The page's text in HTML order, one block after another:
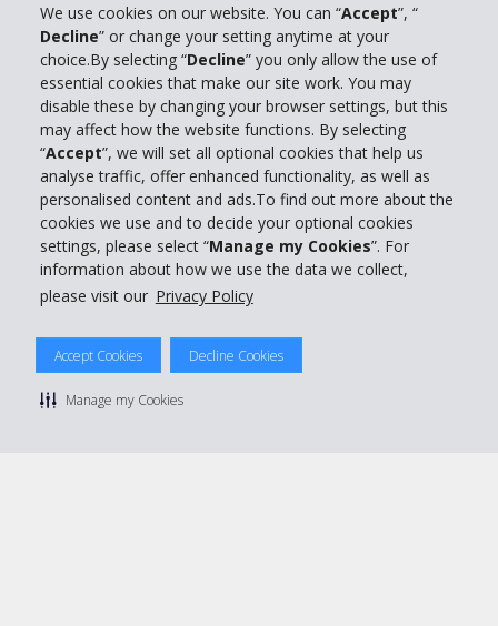
We use cookies on our website. You can “Accept”, “
Decline” or change your setting anytime at your
choice.By selecting “Decline” you only allow the use of
essential cookies that make our site work. You may
disable these by changing your browser settings, but this
may affect how the website functions. By selecting
“Accept”, we will set all optional cookies that help us
analyse traffic, offer enhanced functionality, as well as
personalised content and ads.To find out more about the
cookies we use and to decide your optional cookies
settings, please select “Manage my Cookies”. For
information about how we use the data we collect,
please visit our Privacy Policy
Accept Cookies Decline Cookies
Manage my Cookies
Unternehmensinformation
Partner
Kundenservice
Mieten bei Hertz
© 2026 The Hertz System, Inc.
Datenschutzrichtlinie
Sitemap Cookies verwalten